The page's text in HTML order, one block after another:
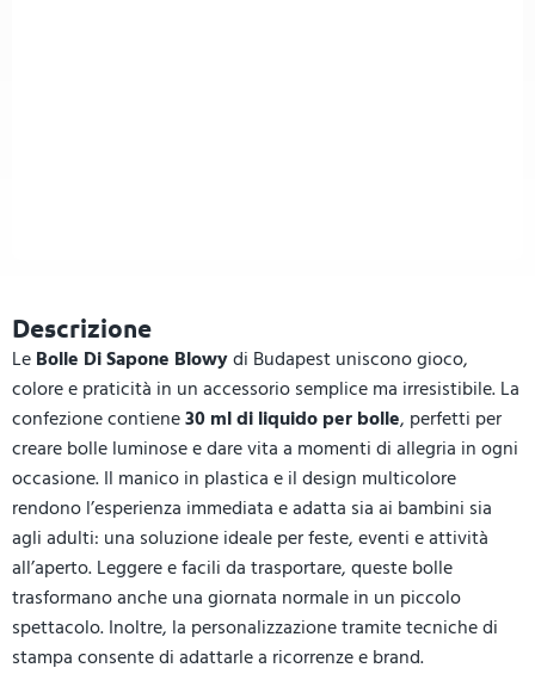
Descrizione
LeBolle Di Sapone Blowydi Budapest uniscono gioco,
colore e praticità in un accessorio semplice ma irresistibile. La
confezione contiene30 ml di liquido per bolle, perfetti per
creare bolle luminose e dare vita a momenti di allegria in ogni
occasione. Il manico in plastica e il design multicolore
rendono l’esperienza immediata e adatta sia ai bambini sia
agli adulti: una soluzione ideale per feste, eventi e attività
all’aperto. Leggere e facili da trasportare, queste bolle
trasformano anche una giornata normale in un piccolo
spettacolo. Inoltre, la personalizzazione tramite tecniche di
stampa consente di adattarle a ricorrenze e brand.